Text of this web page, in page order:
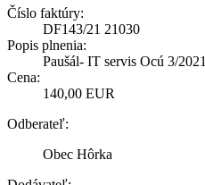
Číslo faktúry:
DF143/21 21030
Popis plnenia:
Paušál- IT servis Ocú 3/2021
Cena:
140,00 EUR
Odberateľ:
Obec Hôrka